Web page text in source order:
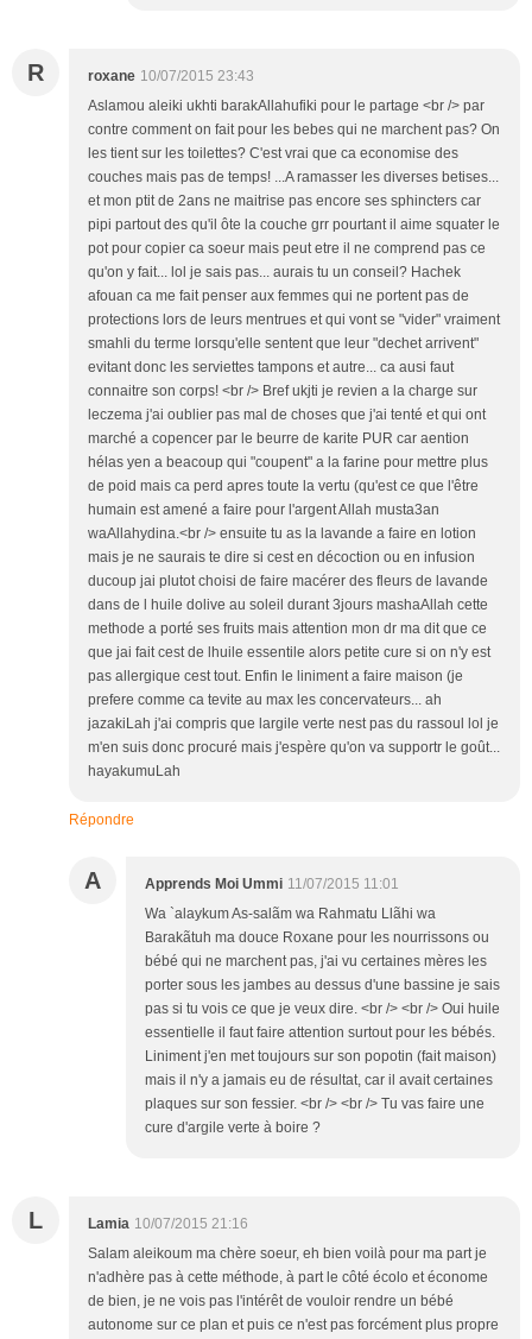
R roxane 10/07/2015 23:43
Aslamou aleiki ukhti barakAllahufiki pour le partage <br /> par
contre comment on fait pour les bebes qui ne marchent pas? On
les tient sur les toilettes? C'est vrai que ca economise des
couches mais pas de temps! ...A ramasser les diverses betises...
et mon ptit de 2ans ne maitrise pas encore ses sphincters car
pipi partout des qu'il ôte la couche grr pourtant il aime squater le
pot pour copier ca soeur mais peut etre il ne comprend pas ce
qu'on y fait... lol je sais pas... aurais tu un conseil? Hachek
afouan ca me fait penser aux femmes qui ne portent pas de
protections lors de leurs mentrues et qui vont se "vider" vraiment
smahli du terme lorsqu'elle sentent que leur "dechet arrivent"
evitant donc les serviettes tampons et autre... ca ausi faut
connaitre son corps! <br /> Bref ukjti je revien a la charge sur
leczema j'ai oublier pas mal de choses que j'ai tenté et qui ont
marché a copencer par le beurre de karite PUR car aention
hélas yen a beacoup qui "coupent" a la farine pour mettre plus
de poid mais ca perd apres toute la vertu (qu'est ce que l'être
humain est amené a faire pour l'argent Allah musta3an
waAllahydina.<br /> ensuite tu as la lavande a faire en lotion
mais je ne saurais te dire si cest en décoction ou en infusion
ducoup jai plutot choisi de faire macérer des fleurs de lavande
dans de l huile dolive au soleil durant 3jours mashaAllah cette
methode a porté ses fruits mais attention mon dr ma dit que ce
que jai fait cest de lhuile essentile alors petite cure si on n'y est
pas allergique cest tout. Enfin le liniment a faire maison (je
prefere comme ca tevite au max les concervateurs... ah
jazakiLah j'ai compris que largile verte nest pas du rassoul lol je
m'en suis donc procuré mais j'espère qu'on va supportr le goût...
hayakumuLah
Répondre
A Apprends Moi Ummi 11/07/2015 11:01
Wa `alaykum As-salãm wa Rahmatu Llãhi wa
Barakãtuh ma douce Roxane pour les nourrissons ou
bébé qui ne marchent pas, j'ai vu certaines mères les
porter sous les jambes au dessus d'une bassine je sais
pas si tu vois ce que je veux dire. <br /> <br /> Oui huile
essentielle il faut faire attention surtout pour les bébés.
Liniment j'en met toujours sur son popotin (fait maison)
mais il n'y a jamais eu de résultat, car il avait certaines
plaques sur son fessier. <br /> <br /> Tu vas faire une
cure d'argile verte à boire ?
L Lamia 10/07/2015 21:16
Salam aleikoum ma chère soeur, eh bien voilà pour ma part je
n'adhère pas à cette méthode, à part le côté écolo et économe
de bien, je ne vois pas l'intérêt de vouloir rendre un bébé
autonome sur ce plan et puis ce n'est pas forcément plus propre